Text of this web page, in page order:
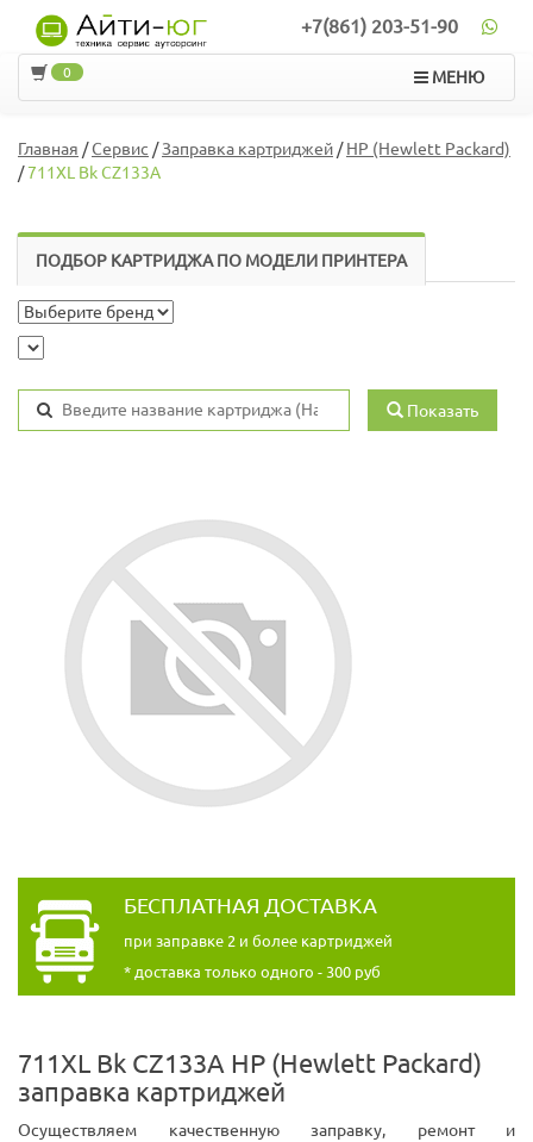
+7(861) 203-51-90
МЕНЮ
0
Главная /Сервис /Заправка картриджей/HP (Hewlett Packard)
/711XL Bk CZ133A
ПОДБОР КАРТРИДЖА ПО МОДЕЛИ ПРИНТЕРА
Показать
БЕСПЛАТНАЯ ДОСТАВКА
при заправке 2 и более картриджей
* доставка только одного - 300 руб
711XL Bk CZ133A HP (Hewlett Packard)
заправка картриджей
Осуществляем качественную заправку, ремонт и